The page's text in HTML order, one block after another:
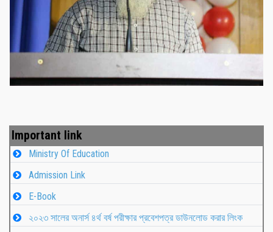
Important link
Ministry Of Education
Admission Link
E-Book
২০২৩ সালের অনার্স ৪র্থ বর্ষ পরীক্ষার প্রবেশপত্র ডাউনলোড করার লিংক